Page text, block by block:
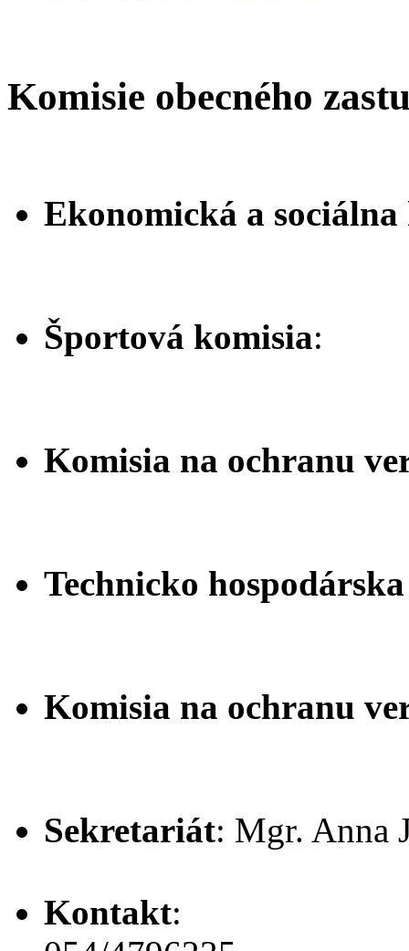
Komisie obecného
Ekonomická a
Športová komisia:
Komisia na ochranu
Technicko
Komisia na ochranu
Sekretariát: Mgr. Anna
Kontakt: